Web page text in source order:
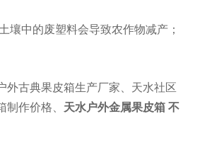
壤中的废塑料会导致农作物减产；
外古典果皮箱生产厂家、天水社区
作价格、 天水户外金属果皮箱 不